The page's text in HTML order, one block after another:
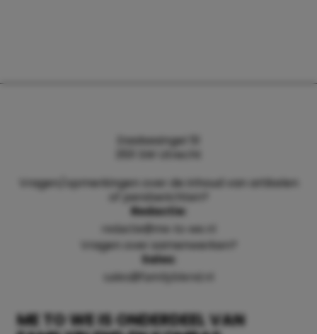
ME TO WE IS ONDERDEEL VAN
Daalsesingel 51
3511 SW Utrecht
Vragen/opmerkingen over de inhoud van artikelen
of persberichten?
Redactie:
redactie@me-to-we.nl
Vragen over samenwerken?
Sales:
sales@familyblend.nl